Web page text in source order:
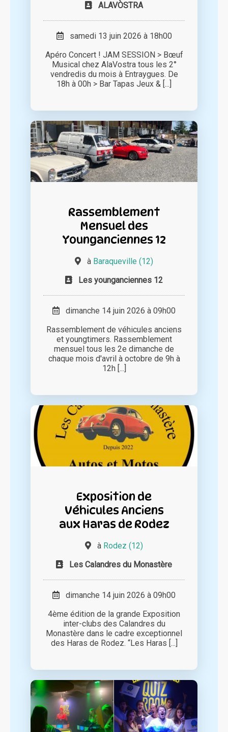
ALAVÒSTRA
samedi 13 juin 2026 à 18h00
Apéro Concert ! JAM SESSION > Bœuf
Musical chez AlaVostra tous les 2°
vendredis du mois à Entraygues. De
18h à 00h > Bar Tapas Jeux & [...]
Rassemblement
Mensuel des
Younganciennes 12
à Baraqueville (12)
Les younganciennes 12
dimanche 14 juin 2026 à 09h00
Rassemblement de véhicules anciens
et youngtimers. Rassemblement
mensuel tous les 2e dimanche de
chaque mois d'avril à octobre de 9h à
12h [...]
Exposition de
Véhicules Anciens
aux Haras de Rodez
à Rodez (12)
Les Calandres du Monastère
dimanche 14 juin 2026 à 09h00
4ème édition de la grande Exposition
inter-clubs des Calandres du
Monastère dans le cadre exceptionnel
des Haras de Rodez. “Les Haras [...]